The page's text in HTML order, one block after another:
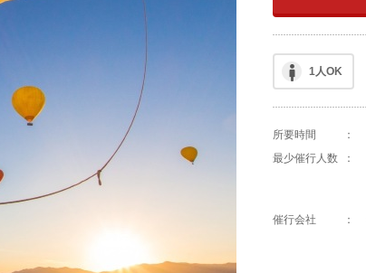
1人OK
所要時間 ：
最少催行人数
：
催行会社 ：